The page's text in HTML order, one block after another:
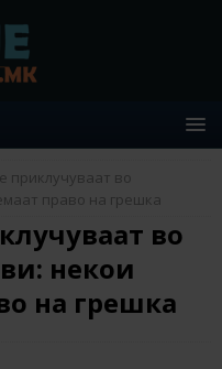
приклучуваат во
право на грешка
во
некои
на грешка